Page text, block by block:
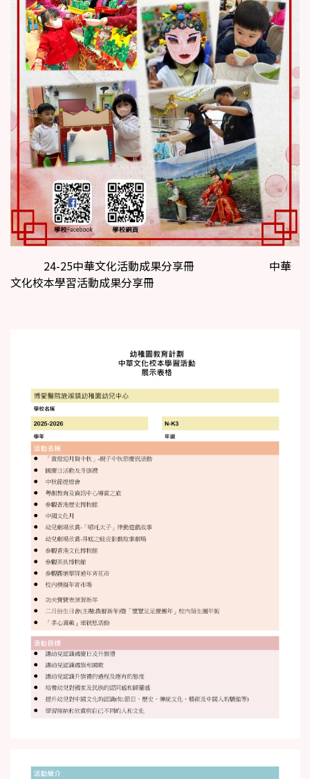
24-25中華文化活動成果分享冊
中華
文化校本學習活動成果分享冊